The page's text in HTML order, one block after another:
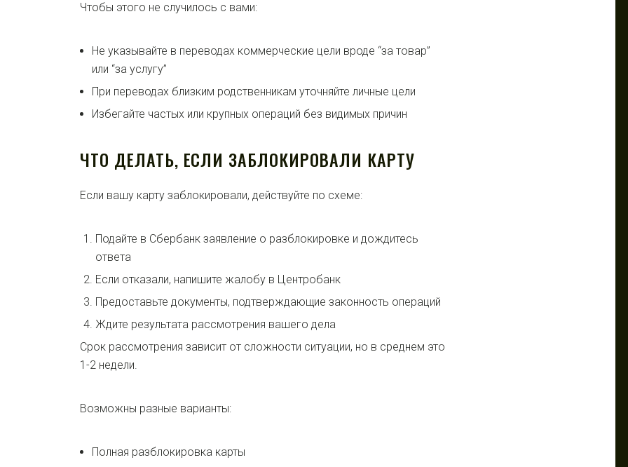
Чтобы этого не случилось с вами:
Не указывайте в переводах коммерческие цели вроде “за товар”
или “за услугу”
При переводах близким родственникам уточняйте личные цели
Избегайте частых или крупных операций без видимых причин
ЧТО ДЕЛАТЬ, ЕСЛИ ЗАБЛОКИРОВАЛИ КАРТУ
Если вашу карту заблокировали, действуйте по схеме:
Подайте в Сбербанк заявление о разблокировке и дождитесь
ответа
Если отказали, напишите жалобу в Центробанк
Предоставьте документы, подтверждающие законность операций
Ждите результата рассмотрения вашего дела
Срок рассмотрения зависит от сложности ситуации, но в среднем это
1-2 недели.
Возможны разные варианты:
Полная разблокировка карты